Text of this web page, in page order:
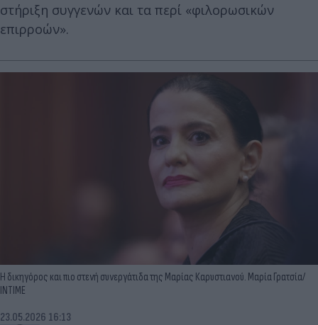
στήριξη συγγενών και τα περί «φιλορωσικών
επιρροών».
Η δικηγόρος και πιο στενή συνεργάτιδα της Μαρίας Καρυστιανού. Μαρία Γρατσία/
ΙΝΤΙΜΕ
23.05.2026 16:13